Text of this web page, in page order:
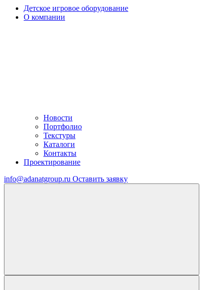
Детское игровое оборудование
О компании
Новости
Портфолио
Текстуры
Каталоги
Контакты
Проектирование
info@adanatgroup.ru Оставить заявку